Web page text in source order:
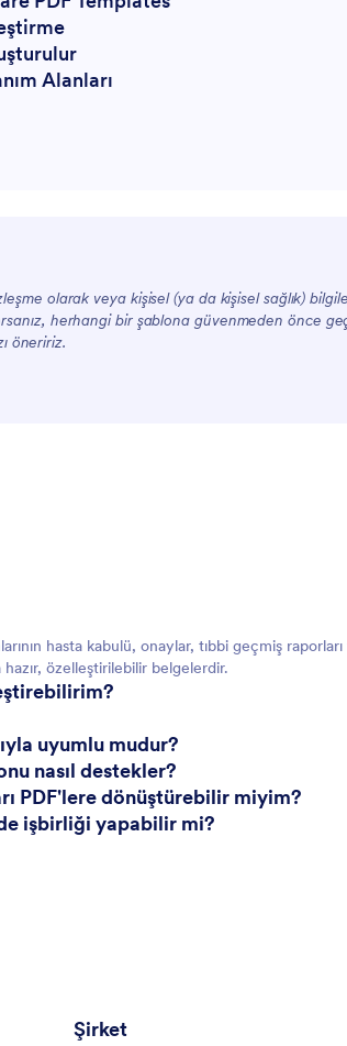
Alanları
olarak veya kişisel (ya da kişisel sağlık)
herhangi bir şablona güvenmeden önce
öneririz.
hasta kabulü, onaylar, tıbbi geçmiş raporları
hazır, özelleştirilebilir belgelerdir.
uyumlu mudur?
nasıl destekler?
PDF'lere dönüştürebilir miyim?
işbirliği yapabilir mi?
Şirket